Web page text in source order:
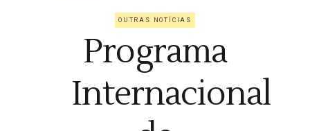
OUTRAS NOTÍCIAS
Programa
Internacional